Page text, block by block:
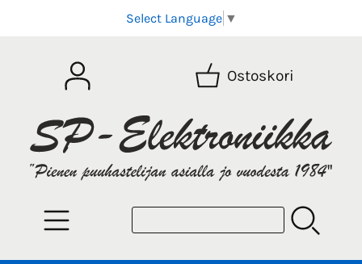
Select Language ▼
Ostoskori